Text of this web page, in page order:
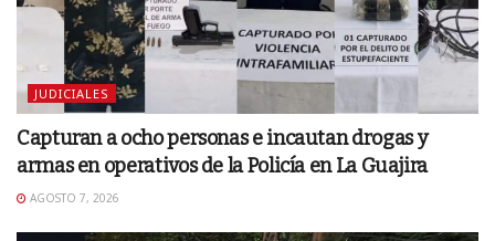
JUDICIALES
Capturan a ocho personas e incautan drogas y
armas en operativos de la Policía en La Guajira
AGOSTO 7, 2026